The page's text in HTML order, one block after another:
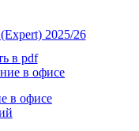
в pdf
в офисе